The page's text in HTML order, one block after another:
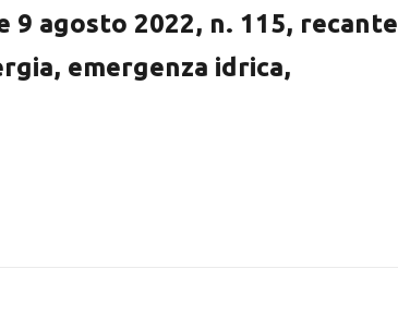
agosto 2022, n. 115, recante
emergenza idrica,